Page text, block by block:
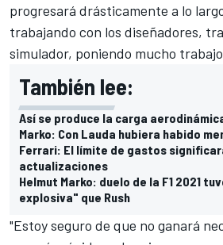
progresará drásticamente a lo
trabajando con los diseñadores,
simulador, poniendo mucho
También lee:
Así se produce la carga
Marko: Con Lauda hubiera habido
Ferrari: El límite de gastos
actualizaciones
Helmut Marko: duelo de la F1 2021
explosiva" que Rush
"Estoy seguro de que no ganará